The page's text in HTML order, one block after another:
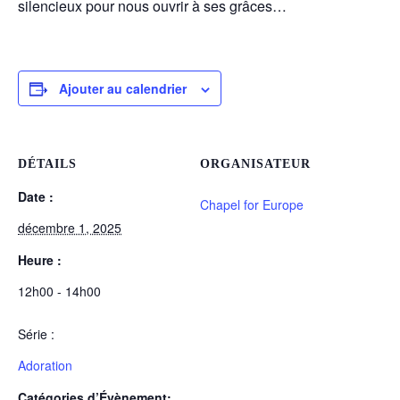
silencieux pour nous ouvrir à ses grâces…
Ajouter au calendrier
DÉTAILS
Date :
décembre 1, 2025
Heure :
12h00 - 14h00
Série :
Adoration
ORGANISATEUR
Chapel for Europe